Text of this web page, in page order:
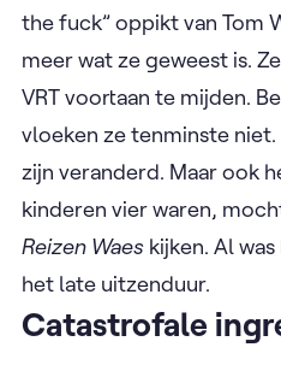
the fuck” oppikt van Tom
meer wat ze geweest is.
VRT voortaan te mijden.
vloeken ze tenminste
zijn veranderd. Maar ook
kinderen vier waren,
Reizen Waes kijken. Al
het late uitzenduur.
Catastrofale